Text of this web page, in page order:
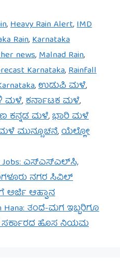
,Heavy Rain Alert,IMD
Rain,Karnataka
news,Malnad Rain,
Karnataka,Rainfall
,ಉಡುಪಿ ಮಳೆ,
ಮಳೆ,ಕರ್ನಾಟಕ ಮಳೆ,
ಕನ್ನಡ ಮಳೆ,ಭಾರಿ ಮಳೆ
ಮುನ್ಸೂಚನೆ,ಯೆಲ್ಲೋ
Jobs: ಎಸ್‌ಎಸ್‌ಎಲ್‌ಸಿ,
ನಗರ ಸಿವಿಲ್
ಅರ್ಜಿ ಆಹ್ವಾನ
Hana: ತಂದೆ-ಮಗ ಇಬ್ಬರಿಗೂ
ಸರ್ಕಾರದ ಹೊಸ ನಿಯಮ